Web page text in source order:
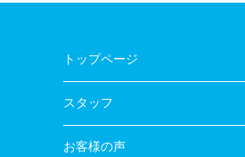
トップページ
スタッフ
お客様の声